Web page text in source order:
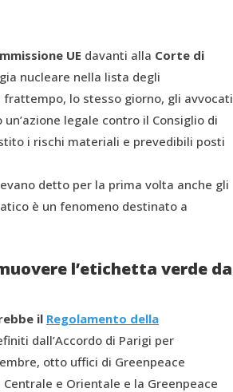
UE davanti alla Corte di
nucleare nella lista degli
lo stesso giorno, gli avvocati
legale contro il Consiglio di
i rischi materiali e prevedibili posti
detto per la prima volta anche gli
è un fenomeno destinato a
l’etichetta verde da
il Regolamento della
dall’Accordo di Parigi per
otto uffici di Greenpeace
e Orientale e la Greenpeace